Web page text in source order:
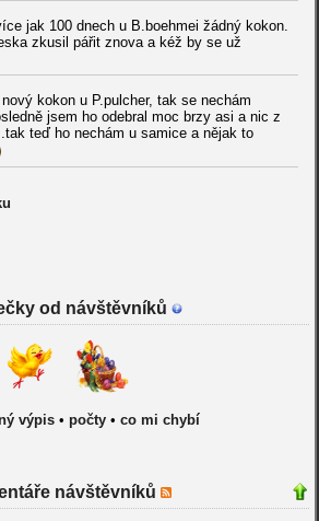
jak 100 dnech u B.boehmei žádný kokon.
zkusil pářit znova a kéž by se už
kokon u P.pulcher, tak se nechám
jsem ho odebral moc brzy asi a nic z
teď ho nechám u samice a nějak to
od návštěvníků
výpis• počty• co mi chybí
návštěvníků